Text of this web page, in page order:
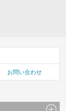
お問い合わせ